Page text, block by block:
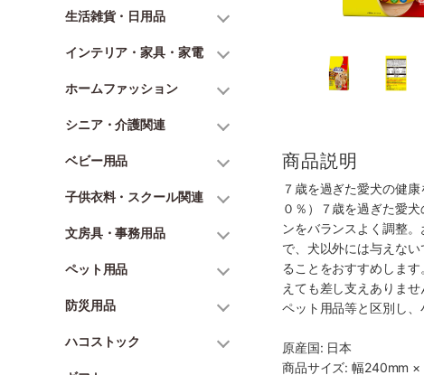
生活雑貨・日用品
インテリア・家具・家電
ホームファッション
シニア・介護関連
ベビー用品
子供衣料・スクール関連
文房具・事務用品
ペット用品
防災用品
ハコストック
商品説明
７歳を過ぎた愛犬の健
０％）７歳を過ぎた愛
ンをバランスよく調整
で、犬以外には与えな
ることをおすすめしま
えても差し支えありま
ペット用品等と区別し、
原産国: 日本
商品サイズ: 幅240mm